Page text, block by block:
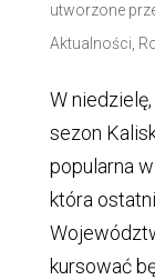
utworzone
Aktualności
W
sezon
popularna
która
kursować